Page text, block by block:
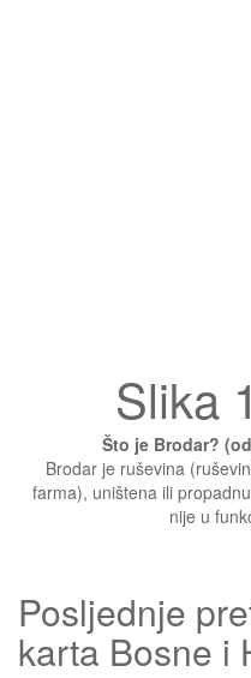
Slika
Što je Brodar?
Brodar je ruševina
farma), uništena ili
nije u
Posljednje
karta Bosne i